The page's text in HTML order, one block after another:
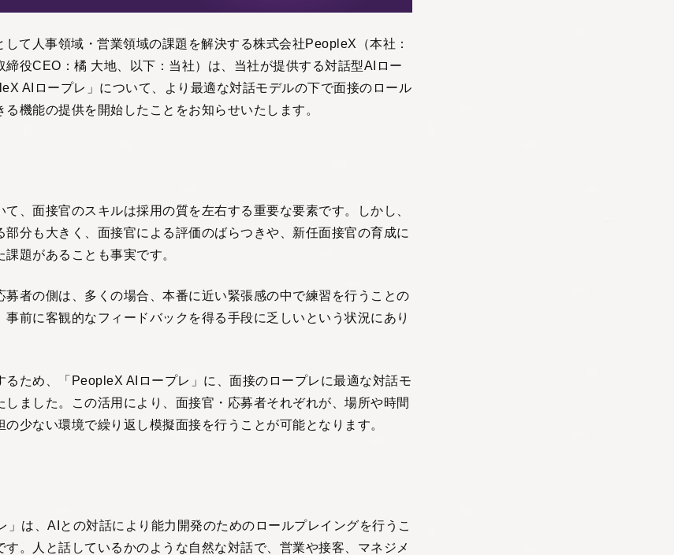
て人事領域・営業領域の課題を解決する株式会社PeopleX（本社：
締役CEO：橘 大地、以下：当社）は、当社が提供する対話型AIロー
AIロープレ」について、より最適な対話モデルの下で面接のロール
機能の提供を開始したことをお知らせいたします。
、面接官のスキルは採用の質を左右する重要な要素です。しかし、
部分も大きく、面接官による評価のばらつきや、新任面接官の育成に
題があることも事実です。
募者の側は、多くの場合、本番に近い緊張感の中で練習を行うことの
事前に客観的なフィードバックを得る手段に乏しいという状況にあり
るため、「PeopleX AIロープレ」に、面接のロープレに最適な対話モ
しました。この活用により、面接官・応募者それぞれが、場所や時間
の少ない環境で繰り返し模擬面接を行うことが可能となります。
」は、AIとの対話により能力開発のためのロールプレイングを行うこ
す。人と話しているかのような自然な対話で、営業や接客、マネジメ